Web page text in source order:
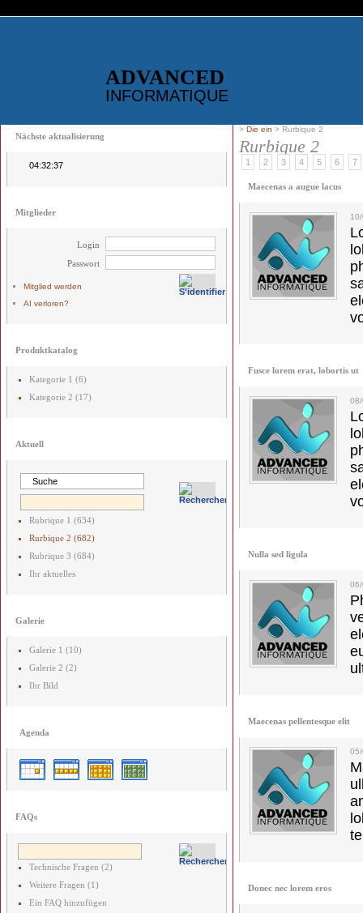
ADVANCED
INFORMATIQUE
Nächste aktualisierung
04:32:37
Mitglieder
Login
Passwort
Mitglied werden
AI verloren?
Produktkatalog
Kategorie 1 (6)
Kategorie 2 (17)
Aktuell
Rubrique 1 (634)
Rurbique 2 (682)
Rubrique 3 (684)
Ihr aktuelles
Galerie
Galerie 1 (10)
Galerie 2 (2)
Ihr Bild
Agenda
FAQs
Technische Fragen (2)
Weitere Fragen (1)
Ein FAQ hinzufügen
> Die ein > Rurbique 2
Rurbique 2
1 2 3 4 5 6 7
Maecenas a augue lacus
Fusce lorem erat, lobortis ut
Nulla sed ligula
Maecenas pellentesque elit
Donec nec lorem eros